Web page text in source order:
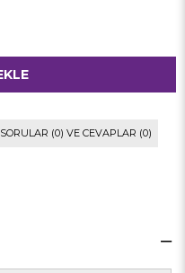
SORULAR (0) VE CEVAPLAR (0)